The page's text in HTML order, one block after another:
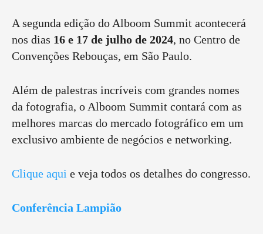
A segunda edição do Alboom Summit acontecerá
nos dias 16 e 17 de julho de 2024, no Centro de
Convenções Rebouças, em São Paulo.
Além de palestras incríveis com grandes nomes
da fotografia, o Alboom Summit contará com as
melhores marcas do mercado fotográfico em um
exclusivo ambiente de negócios e networking.
Clique aqui e veja todos os detalhes do congresso.
Conferência Lampião